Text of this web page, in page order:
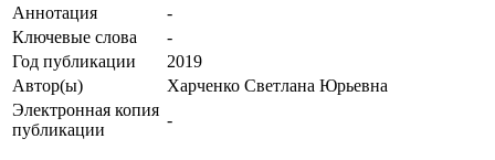
Аннотация
-
Ключевые cлова
-
Год публикации
2019
Автор(ы)
Харченко Светлана Юрьевна
Электронная копия
публикации
-